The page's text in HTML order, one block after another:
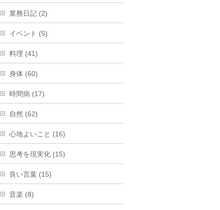
業務日記 (2)
イベント (5)
料理 (41)
身体 (60)
時間病 (17)
自然 (62)
心地よいこと (16)
思考を現実化 (15)
良い言葉 (15)
音楽 (8)